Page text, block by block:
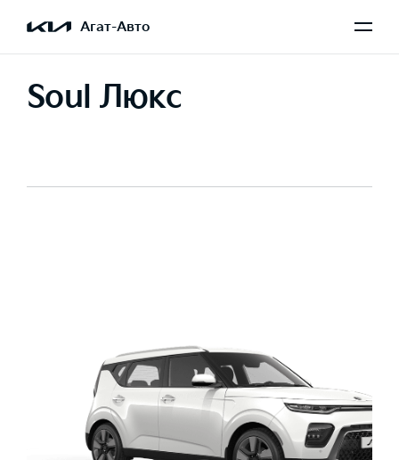
Агат-Авто
Soul Люкс